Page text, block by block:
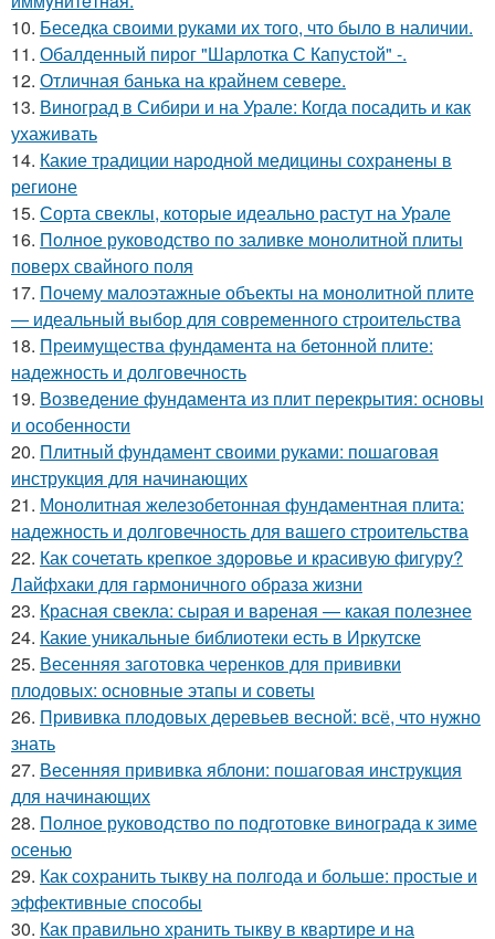
10. Беседка своими руками их того, что было в наличии.
11. Обалденный пирог "Шарлотка С Капустой" -.
12. Отличная банька на крайнем севере.
13. Виноград в Сибири и на Урале: Когда посадить и как
ухаживать
14. Какие традиции народной медицины сохранены в
регионе
15. Сорта свеклы, которые идеально растут на Урале
16. Полное руководство по заливке монолитной плиты
поверх свайного поля
17. Почему малоэтажные объекты на монолитной плите
— идеальный выбор для современного строительства
18. Преимущества фундамента на бетонной плите:
надежность и долговечность
19. Возведение фундамента из плит перекрытия: основы
и особенности
20. Плитный фундамент своими руками: пошаговая
инструкция для начинающих
21. Монолитная железобетонная фундаментная плита:
надежность и долговечность для вашего строительства
22. Как сочетать крепкое здоровье и красивую фигуру?
Лайфхаки для гармоничного образа жизни
23. Красная свекла: сырая и вареная — какая полезнее
24. Какие уникальные библиотеки есть в Иркутске
25. Весенняя заготовка черенков для прививки
плодовых: основные этапы и советы
26. Прививка плодовых деревьев весной: всё, что нужно
знать
27. Весенняя прививка яблони: пошаговая инструкция
для начинающих
28. Полное руководство по подготовке винограда к зиме
осенью
29. Как сохранить тыкву на полгода и больше: простые и
эффективные способы
30. Как правильно хранить тыкву в квартире и на